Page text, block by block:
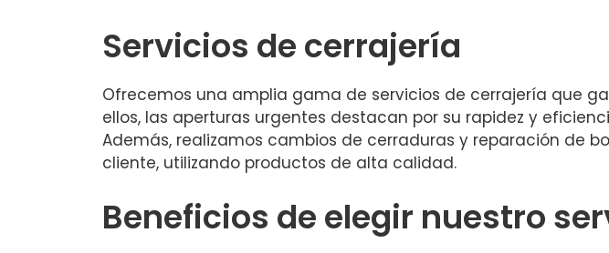
Servicios de cerrajería
Ofrecemos una amplia gama de servicios de cerrajería que
ellos, las aperturas urgentes destacan por su rapidez y
Además, realizamos cambios de cerraduras y reparación de
cliente, utilizando productos de alta calidad.
Beneficios de elegir nuestro